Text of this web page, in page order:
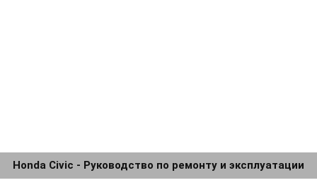
Honda Civic - Руководство по ремонту и эксплуатации